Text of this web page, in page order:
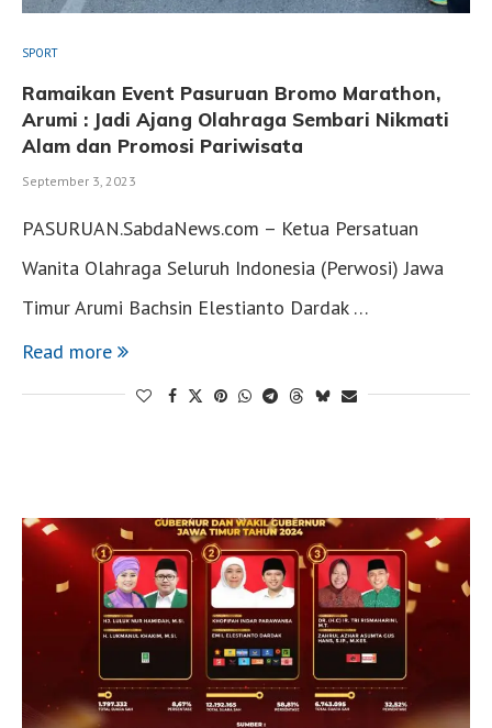
SPORT
Ramaikan Event Pasuruan Bromo Marathon,
Arumi : Jadi Ajang Olahraga Sembari Nikmati
Alam dan Promosi Pariwisata
September 3, 2023
PASURUAN.SabdaNews.com – Ketua Persatuan
Wanita Olahraga Seluruh Indonesia (Perwosi) Jawa
Timur Arumi Bachsin Elestianto Dardak …
Read more